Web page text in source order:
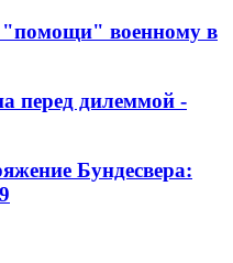
военному в
перед дилеммой -
Бундесвера: